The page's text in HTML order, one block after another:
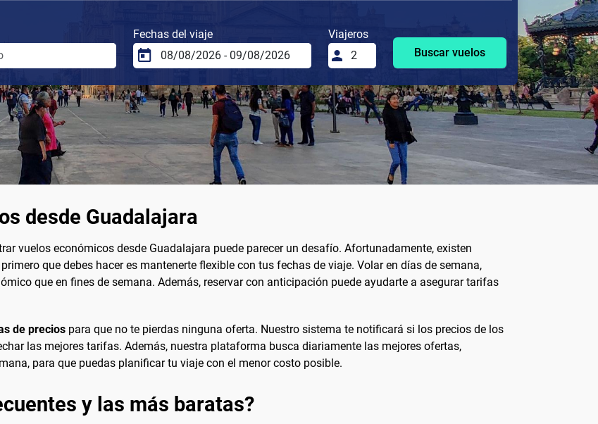
Fechas del viaje
Viajeros
Buscar vuelos
desde Guadalajara
vuelos económicos desde Guadalajara puede parecer un desafío. Afortunadamente, existen
que debes hacer es mantenerte flexible con tus fechas de viaje. Volar en días de semana,
que en fines de semana. Además, reservar con anticipación puede ayudarte a asegurar tarifas
de precios para que no te pierdas ninguna oferta. Nuestro sistema te notificará si los precios de los
las mejores tarifas. Además, nuestra plataforma busca diariamente las mejores ofertas,
para que puedas planificar tu viaje con el menor costo posible.
y las más baratas?